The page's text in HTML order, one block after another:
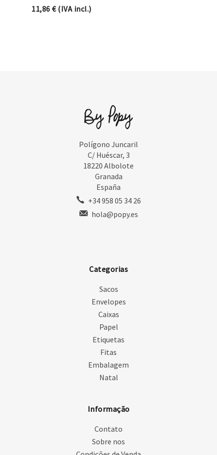
11,86€(IVA incl.)
Polígono Juncaril
C/ Huéscar, 3
18220 Albolote
Granada
España
+34 958 05 34 26
hola@popy.es
Categorias
Sacos
Envelopes
Caixas
Papel
Etiquetas
Fitas
Embalagem
Natal
Informação
Contato
Sobre nos